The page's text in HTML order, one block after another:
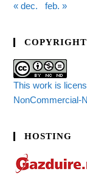
« dec. feb. »
COPYRIGHT
This work is
NonCommercial-
HOSTING